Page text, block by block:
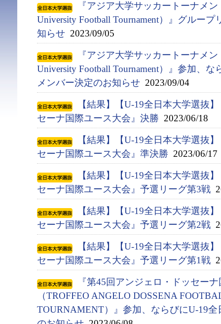
『アジア⼤学サッカートーナメン
University Football Tournament）』グルー
知らせ 2023/09/05
『アジア⼤学サッカートーナメン
University Football Tournament）』参加、
メンバー決定のお知らせ 2023/09/04
【結果】【U-19全日本大学選抜
セーナ国際ユース大会』決勝 2023/06/18
【結果】【U-19全日本大学選抜
セーナ国際ユース大会』準決勝 2023/06/17
【結果】【U-19全日本大学選抜
セーナ国際ユース大会』予選リーグ第3戦
【結果】【U-19全日本大学選抜
セーナ国際ユース大会』予選リーグ第2戦
【結果】【U-19全日本大学選抜
セーナ国際ユース大会』予選リーグ第1戦
『第45回アンジェロ・ドッセー
（TROFFEO ANGELO DOSSENA
TOURNAMENT）』参加、ならびにU-19